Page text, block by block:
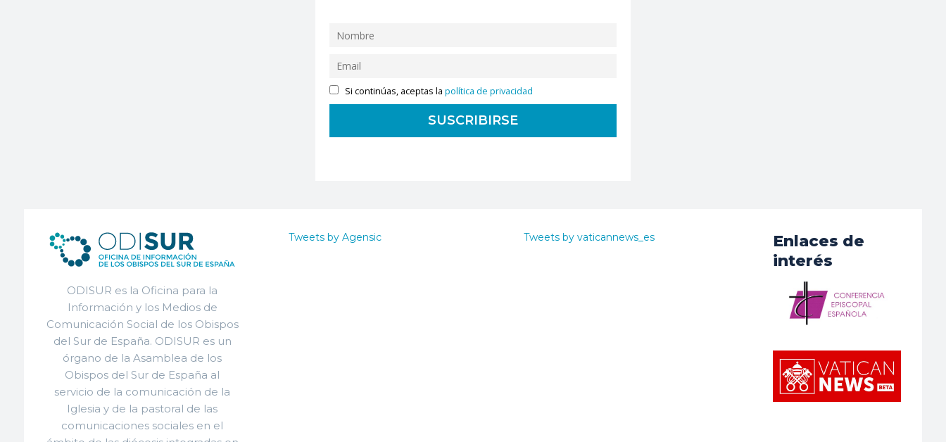
Si continúas, aceptas lapolítica de privacidad
ODISUR es la Oficina para la
Información y los Medios de
Comunicación Social de los Obispos
del Sur de España. ODISUR es un
órgano de la Asamblea de los
Obispos del Sur de España al
servicio de la comunicación de la
Iglesia y de la pastoral de las
comunicaciones sociales en el
Tweets by Agensic Tweets by vaticannews_es
Enlaces de
interés